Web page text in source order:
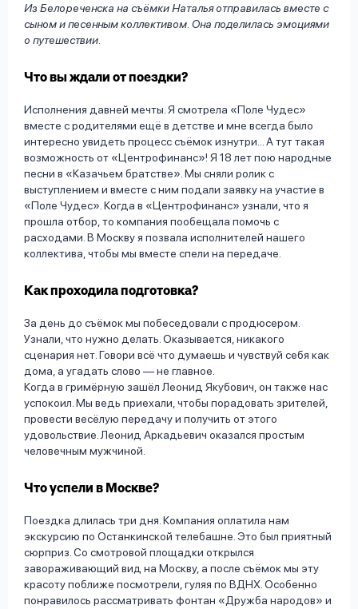
Из Белореченска на съёмки Наталья отправилась вместе с
сыном и песенным коллективом. Она поделилась эмоциями
о путешествии.
Что вы ждали от поездки?
Исполнения давней мечты. Я смотрела «Поле Чудес»
вместе с родителями ещё в детстве и мне всегда было
интересно увидеть процесс съёмок изнутри... А тут такая
возможность от «Центрофинанс»! Я 18 лет пою народные
песни в «Казачьем братстве». Мы сняли ролик с
выступлением и вместе с ним подали заявку на участие в
«Поле Чудес». Когда в «Центрофинанс» узнали, что я
прошла отбор, то компания пообещала помочь с
расходами. В Москву я позвала исполнителей нашего
коллектива, чтобы мы вместе спели на передаче.
Как проходила подготовка?
За день до съёмок мы побеседовали с продюсером.
Узнали, что нужно делать. Оказывается, никакого
сценария нет. Говори всё что думаешь и чувствуй себя как
дома, а угадать слово — не главное.
Когда в гримёрную зашёл Леонид Якубович, он также нас
успокоил. Мы ведь приехали, чтобы порадовать зрителей,
провести весёлую передачу и получить от этого
удовольствие. Леонид Аркадьевич оказался простым
человечным мужчиной.
Что успели в Москве?
Поездка длилась три дня. Компания оплатила нам
экскурсию по Останкинской телебашне. Это был приятный
сюрприз. Со смотровой площадки открылся
завораживающий вид на Москву, а после съёмок мы эту
красоту поближе посмотрели, гуляя по ВДНХ. Особенно
понравилось рассматривать фонтан «Дружба народов» и